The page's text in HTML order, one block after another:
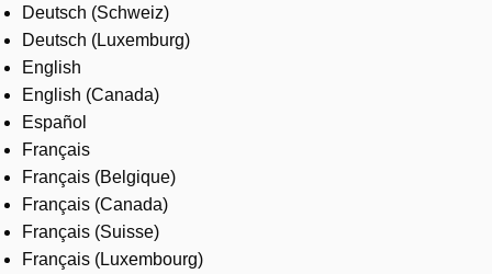
Where to buy
Contact us
Careers
Deutsch (Schweiz)
Deutsch (Luxemburg)
English
English (Canada)
Español
Français
Français (Belgique)
Français (Canada)
Français (Suisse)
Français (Luxembourg)